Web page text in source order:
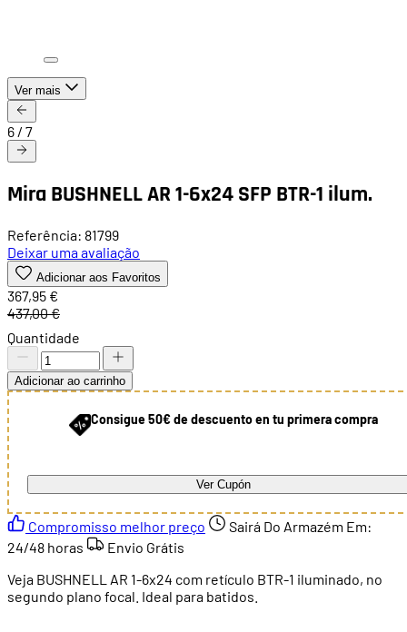
Ver mais
6 / 7
Mira BUSHNELL AR 1-6x24 SFP BTR-1 ilum.
Referência: 81799
Deixar uma avaliação
Adicionar aos Favoritos
367,95 €
437,00 €
Quantidade
Adicionar ao carrinho
Consigue 50€ de descuento en tu primera compra
Ver Cupón
Compromisso melhor preço
Sairá Do Armazém Em:
24/48 horas
Envio Grátis
Veja BUSHNELL AR 1-6x24 com retículo BTR-1 iluminado, no
segundo plano focal. Ideal para batidos.